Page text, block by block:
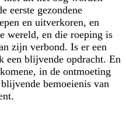
eerste gezondene
en uitverkoren, en
wereld, en die roeping is
zijn verbond. Is er een
een blijvende opdracht. En
in de ontmoeting
bemoeienis van